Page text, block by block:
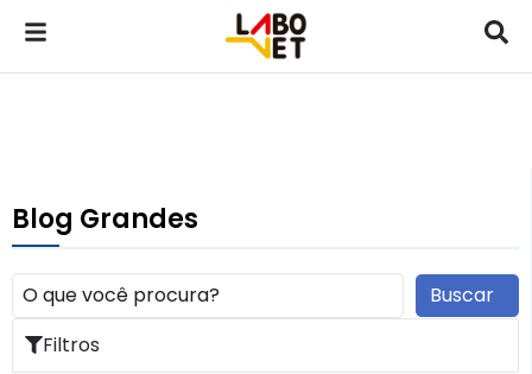
Blog Grandes
Buscar
Filtros